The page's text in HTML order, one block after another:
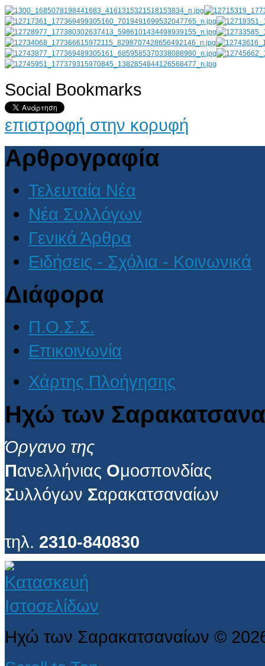
AdmirorGallery 4.5.0, author/s Vasiljevski& Kekeljevic
Social Bookmarks
επιστροφή στην κορυφή
Αρθρογραφία
Τελευταία Νέα
Νέα Συλλόγων
Γενικά Άρθρα
Ειδήσεις - Σχόλια - Κοινωνικά
Διάφορα
Π.Ο.Σ.Σ.
Επικοινωνία
Χάρτης Πλοήγησης
Ηχώ των
Όργανο της
Πανελλήνιας Ομοσπονδίας
Συλλόγων Σαρακατσαναίων
τηλ. 2310-840830
Ηχώ των Σαρακατσαναίων ©